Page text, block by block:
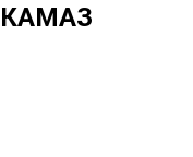
КАМАЗ